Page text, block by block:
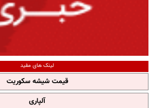
لینک های مفید
قیمت شیشه سکوریت
آلپاری